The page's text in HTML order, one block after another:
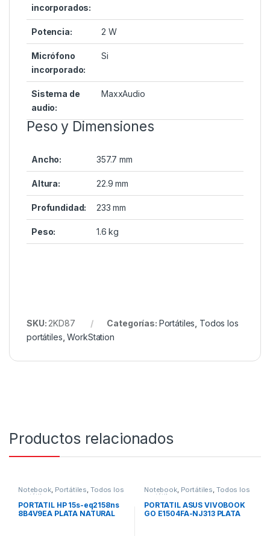
incorporados:
Potencia: 2 W
Micrófono
incorporado:
Si
Sistema de
audio:
MaxxAudio
Peso y Dimensiones
Ancho: 357.7 mm
Altura: 22.9 mm
Profundidad: 233 mm
Peso: 1.6 kg
SKU:2KD87 Categorías: Portátiles, Todos los
portátiles,WorkStation
Productos relacionados
Notebook, Portátiles, Todos los
portátiles
PORTATIL HP 15s-eq2158ns
8B4V9EA PLATA NATURAL
Notebook, Portátiles, Todos los
portátiles
PORTATIL ASUS VIVOBOOK
GO E1504FA-NJ313 PLATA